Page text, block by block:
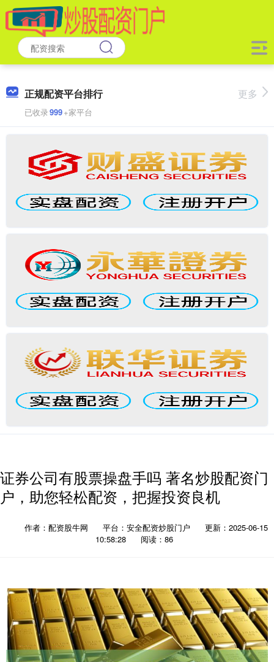
正规配资平台排行
已收录999+家平台
更多
证券公司有股票操盘手吗 著名炒股配资门
户，助您轻松配资，把握投资良机
作者：配资股牛网 平台：安全配资炒股门户
更新：2025-06-15
10:58:28
阅读：86